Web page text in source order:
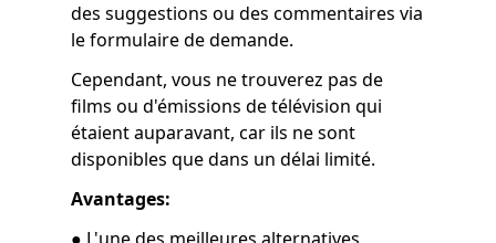
des suggestions ou des commentaires via
le formulaire de demande.
Cependant, vous ne trouverez pas de
films ou d'émissions de télévision qui
étaient auparavant, car ils ne sont
disponibles que dans un délai limité.
Avantages: